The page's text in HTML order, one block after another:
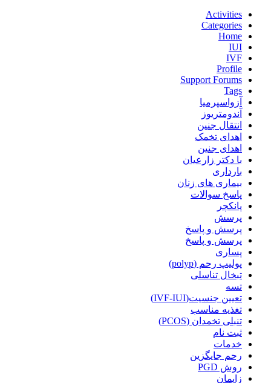
Activities
Categories
Home
IUI
IVF
Profile
Support Forums
Tags
آزواسپرمیا
آندومتریوز
انتقال جنین
اهدای تخمک
اهدای جنین
با دکتر زارعیان
بارداری
بیماری های زنان
پاسخ سوالات
پانکچر
پرسش
پرسش و پاسخ
پرسش و پاسخ
پساری
پولیپ رحم (polyp)
تبخال تناسلی
تسه
تعیین جنسیت(IVF-IUI)
تغذیه مناسب
تنبلی تخمدان (PCOS)
ثبت نام
خدمات
رحم جایگزین
روش PGD
زایمان